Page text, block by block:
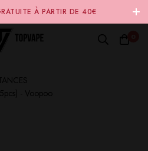
À PARTIR DE 40€
🚚
- Voopoo